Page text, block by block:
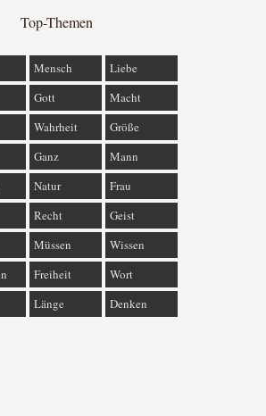
Top-Themen
Mensch
Liebe
Gott
Macht
Wahrheit
Größe
Ganz
Mann
Natur
Frau
Recht
Geist
Müssen
Wissen
Freiheit
Wort
Länge Denken